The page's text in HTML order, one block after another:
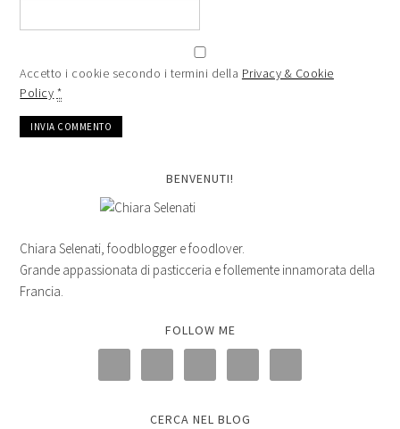
Accetto i cookie secondo i termini della Privacy & Cookie
Policy *
BENVENUTI!
Chiara Selenati, foodblogger e foodlover.
Grande appassionata di pasticceria e follemente innamorata della
Francia.
FOLLOW ME
CERCA NEL BLOG